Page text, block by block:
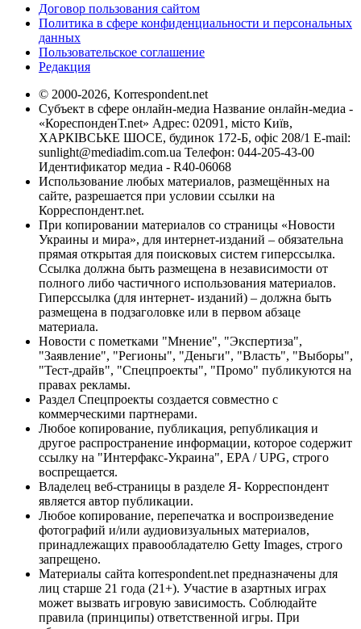
Договор пользования сайтом
Политика в сфере конфиденциальности и персональных
данных
Пользовательское соглашение
Редакция
© 2000-2026, Korrespondent.net
Субъект в сфере онлайн-медиа Название онлайн-медиа -
«КореспонденТ.net» Адрес: 02091, місто Київ,
ХАРКІВСЬКЕ ШОСЕ, будинок 172-Б, офіс 208/1 E-mail:
sunlight@mediadim.com.ua Телефон: 044-205-43-00
Идентификатор медиа - R40-06068
Использование любых материалов, размещённых на
сайте, разрешается при условии ссылки на
Корреспондент.net.
При копировании материалов со страницы «Новости
Украины и мира», для интернет-изданий – обязательна
прямая открытая для поисковых систем гиперссылка.
Ссылка должна быть размещена в независимости от
полного либо частичного использования материалов.
Гиперссылка (для интернет- изданий) – должна быть
размещена в подзаголовке или в первом абзаце
материала.
Новости с пометками "Мнение", "Экспертиза",
"Заявление", "Регионы", "Деньги", "Власть", "Выборы",
"Тест-драйв", "Спецпроекты", "Промо" публикуются на
правах рекламы.
Раздел Спецпроекты создается совместно с
коммерческими партнерами.
Любое копирование, публикация, републикация и
другое распространение информации, которое содержит
ссылку на "Интерфакс-Украина", EPA / UPG, строго
воспрещается.
Владелец веб-страницы в разделе Я- Корреспондент
является автор публикации.
Любое копирование, перепечатка и воспроизведение
фотографий и/или аудиовизуальных материалов,
принадлежащих правообладателю Getty Images, строго
запрещено.
Материалы сайта korrespondent.net предназначены для
лиц старше 21 года (21+). Участие в азартных играх
может вызвать игровую зависимость. Соблюдайте
правила (принципы) ответственной игры. При